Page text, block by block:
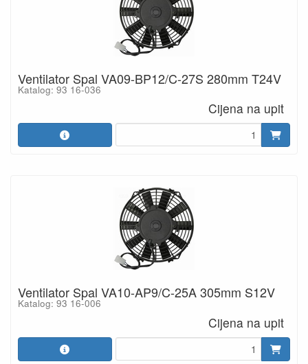
Ventilator Spal VA09-BP12/C-27S 280mm T24V
Katalog: 93 16-036
Cijena na upit
Ventilator Spal VA10-AP9/C-25A 305mm S12V
Katalog: 93 16-006
Cijena na upit